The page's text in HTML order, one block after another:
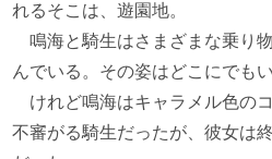
れるそこは、遊園地。
鳴海と騎生はさまざまな乗り
んでいる。その姿はどこにでも
けれど鳴海はキャラメル色の
不審がる騎生だったが、彼女は